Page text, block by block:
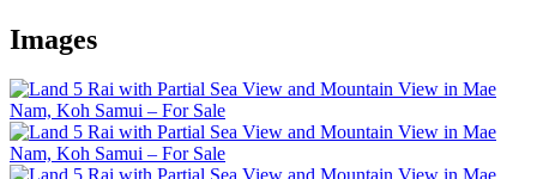
Images